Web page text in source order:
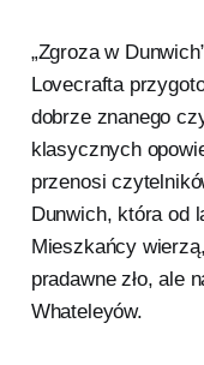
„Zgroza w
Lovecrafta
dobrze znanego
klasycznych
przenosi
Dunwich, która od
Mieszkańcy
pradawne zło, ale
Whateleyów.